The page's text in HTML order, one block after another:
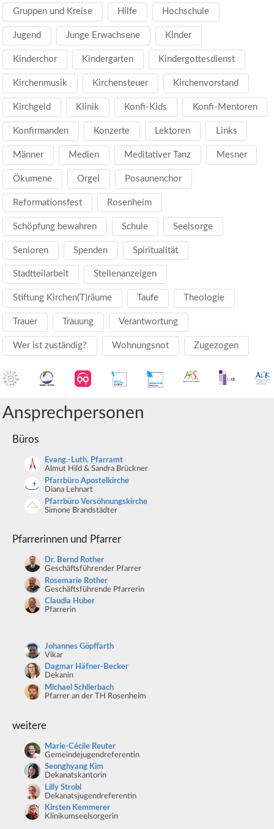
Gruppen und Kreise Hilfe Hochschule
Jugend Junge Erwachsene Kinder
Kinderchor Kindergarten Kindergottesdienst
Kirchenmusik Kirchensteuer Kirchenvorstand
Kirchgeld Klinik Konfi-Kids Konfi-Mentoren
Konfirmanden Konzerte Lektoren Links
Männer Medien Meditativer Tanz Mesner
Ökumene Orgel Posaunenchor
Reformationsfest Rosenheim
Schöpfung bewahren Schule Seelsorge
Senioren Spenden Spiritualität
Stadtteilarbeit Stellenanzeigen
Stiftung Kirchen(T)räume Taufe Theologie
Trauer Trauung Verantwortung
Wer ist zuständig? Wohnungsnot Zugezogen
Ansprechpersonen
Büros
Evang.-Luth. Pfarramt
Almut Hild & Sandra Brückner
Pfarrbüro Apostelkirche
Diana Lehnart
Pfarrbüro Versöhnungskirche
Simone Brandstädter
Pfarrerinnen und Pfarrer
Dr. Bernd Rother
Geschäftsführender Pfarrer
Rosemarie Rother
Geschäftsführende Pfarrerin
Claudia Huber
Pfarrerin
Johannes Göpffarth
Vikar
Dagmar Häfner-Becker
Dekanin
Michael Schlierbach
Pfarrer an der TH Rosenheim
weitere
Marie-Cécile Reuter
Gemeindejugendreferentin
Seonghyang Kim
Dekanatskantorin
Lilly Strobl
Dekanatsjugendreferentin
Kirsten Kemmerer
Klinikumseelsorgerin